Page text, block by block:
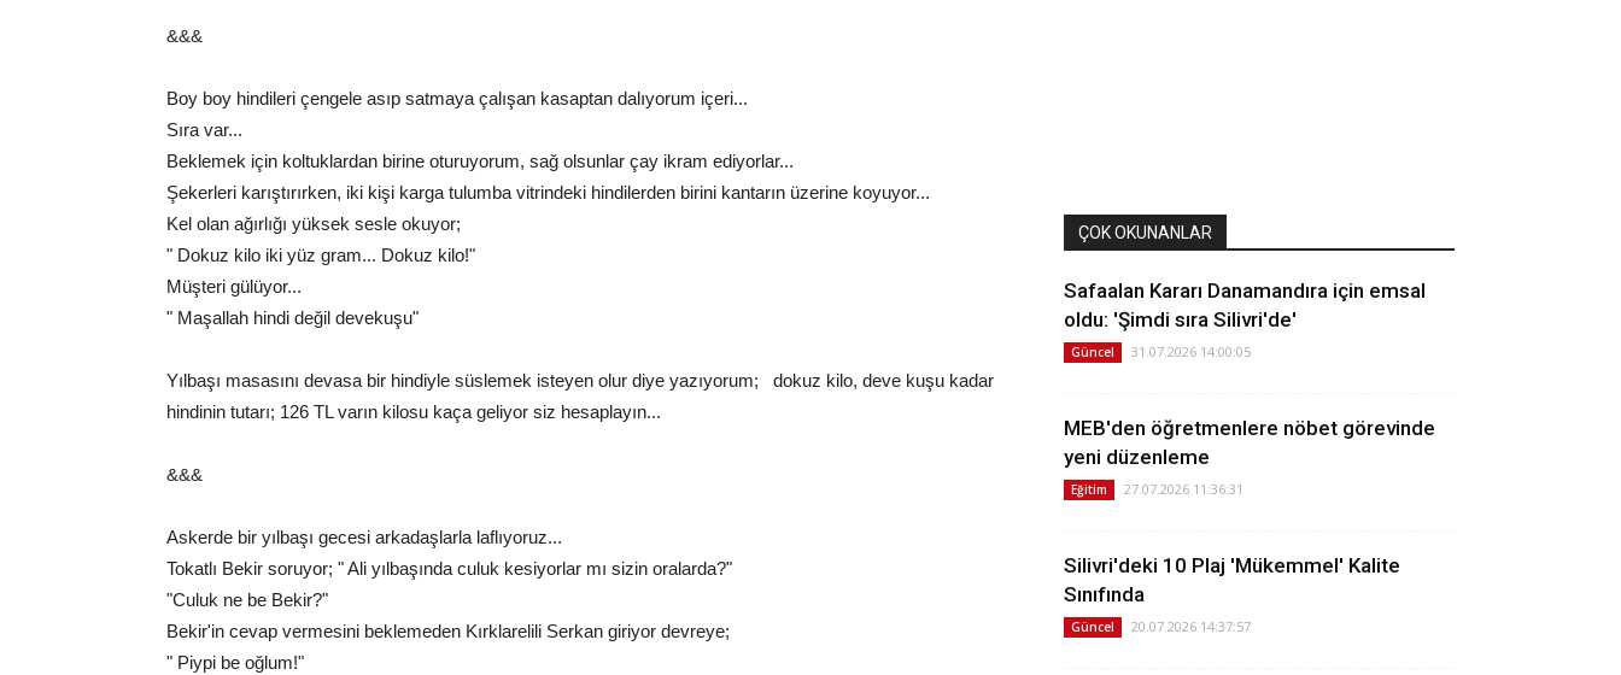
&&&
Boy boy hindileri çengele asıp satmaya çalışan kasaptan dalıyorum içeri...
Sıra var...
Beklemek için koltuklardan birine oturuyorum, sağ olsunlar çay ikram ediyorlar...
Şekerleri karıştırırken, iki kişi karga tulumba vitrindeki hindilerden birini kantarın üzerine koyuyor...
Kel olan ağırlığı yüksek sesle okuyor;
" Dokuz kilo iki yüz gram... Dokuz kilo!"
Müşteri gülüyor...
" Maşallah hindi değil devekuşu"
Yılbaşı masasını devasa bir hindiyle süslemek isteyen olur diye yazıyorum; dokuz kilo, deve kuşu kadar
hindinin tutarı; 126 TL varın kilosu kaça geliyor siz hesaplayın...
&&&
Askerde bir yılbaşı gecesi arkadaşlarla laflıyoruz...
Tokatlı Bekir soruyor; " Ali yılbaşında culuk kesiyorlar mı sizin oralarda?"
"Culuk ne be Bekir?"
Bekir'in cevap vermesini beklemeden Kırklarelili Serkan giriyor devreye;
" Piypi be oğlum!"
ÇOK OKUNANLAR
Safaalan Kararı Danamandıra için emsal
oldu: 'Şimdi sıra Silivri'de'
Güncel 31.07.2026 14:00:05
MEB'den öğretmenlere nöbet görevinde
yeni düzenleme
Eğitim 27.07.2026 11:36:31
Silivri'deki 10 Plaj 'Mükemmel' Kalite
Sınıfında
Güncel 20.07.2026 14:37:57